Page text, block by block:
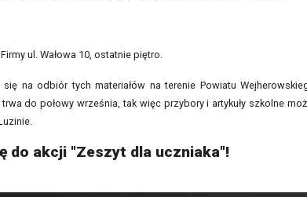
ul. Wałowa 10, ostatnie piętro.
na odbiór tych materiałów na terenie Powiatu
do połowy września, tak więc przybory i artykuły szkolne
do akcji "Zeszyt dla uczniaka"!